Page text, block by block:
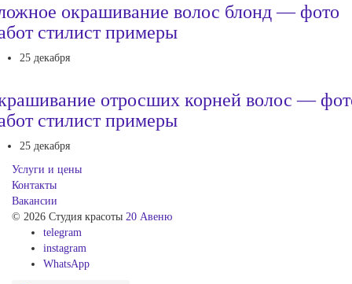
окрашивание волос блонд — фото
стилист примеры
25 декабря
отросших корней волос —
стилист примеры
25 декабря
Услуги и цены
Контакты
Вакансии
© 2026 Студия красоты 20 Авеню
telegram
instagram
WhatsApp